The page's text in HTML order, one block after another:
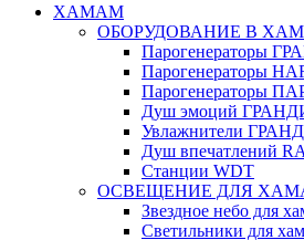
ХАМАМ
ОБОРУДОВАНИЕ В
Парогенераторы
Парогенераторы
Парогенераторы
Душ эмоций
Увлажнители
Душ впечатлений
Станции WDT
ОСВЕЩЕНИЕ ДЛЯ
Звездное небо для
Светильники для